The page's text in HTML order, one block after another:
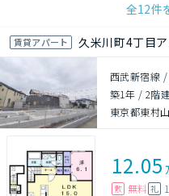
全12件
賃貸アパート 久米川町4丁目
西武新宿線
築1年 / 2階
東京都東村
12.05
敷 無料 礼